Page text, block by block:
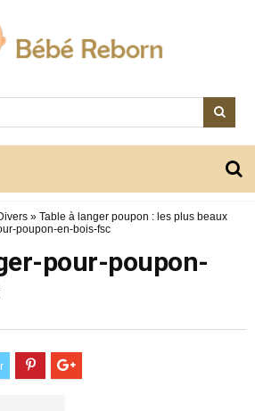
» Table à langer poupon : les plus beaux
poupon-en-bois-fsc
pour-poupon-